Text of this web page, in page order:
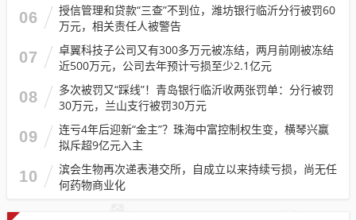
06
授信管理和贷款“三查”不到位，潍坊银行临沂分行被罚60
万元，相关责任人被警告
07
卓翼科技子公司又有300多万元被冻结，两月前刚被冻结
近500万元，公司去年预计亏损至少2.1亿元
08
多次被罚又“踩线”！青岛银行临沂收两张罚单：分行被罚
30万元，兰山支行被罚30万元
09
连亏4年后迎新“金主”？珠海中富控制权生变，横琴兴赢
拟斥超9亿元入主
10
滨会生物再次递表港交所，自成立以来持续亏损，尚无任
何药物商业化